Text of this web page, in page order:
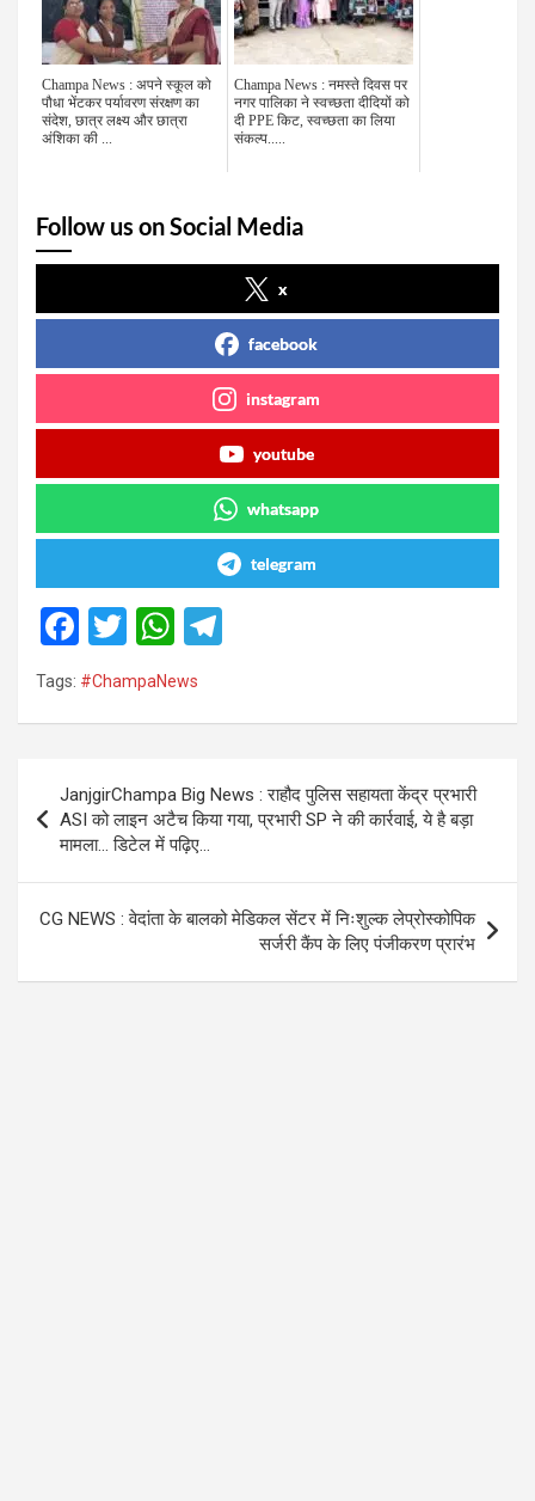
Champa News : अपने स्कूल को
पौधा भेंटकर पर्यावरण संरक्षण का
संदेश, छात्र लक्ष्य और छात्रा
अंशिका की ...
Champa News : नमस्ते दिवस पर
नगर पालिका ने स्वच्छता दीदियों को
दी PPE किट, स्वच्छता का लिया
संकल्प.....
Follow us on Social Media
x
facebook
instagram
youtube
whatsapp
telegram
F
a
ce
o
o
k
T
wi
tt
W
at
A
p
p
a
m
Tags: #ChampaNews
navigation
JanjgirChampa Big News : राहौद पुलिस सहायता केंद्र प्रभारी
ASI को लाइन अटैच किया गया, प्रभारी SP ने की कार्रवाई, ये है बड़ा
मामला… डिटेल में पढ़िए…
CG NEWS : वेदांता के बालको मेडिकल सेंटर में निःशुल्क लेप्रोस्कोपिक
सर्जरी कैंप के लिए पंजीकरण प्रारंभ